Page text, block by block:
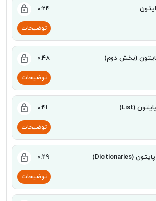
0:24
توضیحات
0:48
توضیحات
0:41
توضیحات
0:29
توضیحات